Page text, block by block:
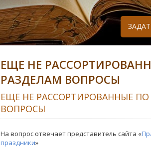
ЕЩЕ НЕ
РАЗДЕЛАМ ВОПРОСЫ
ЕЩЕ НЕ РАССОРТИРОВАННЫЕ
ВОПРОСЫ
На вопрос отвечает представитель сайта «
праздники»